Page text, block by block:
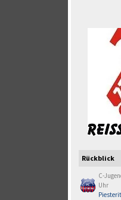
Rückblick
C-
Uhr